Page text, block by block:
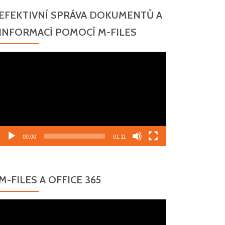
EFEKTIVNÍ SPRÁVA DOKUMENTŮ A
INFORMACÍ POMOCÍ M-FILES
00:00 01:11
FILES A OFFICE 365